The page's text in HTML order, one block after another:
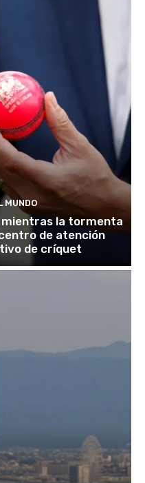
MUNDO
mientras la tormenta
de atención
de críquet